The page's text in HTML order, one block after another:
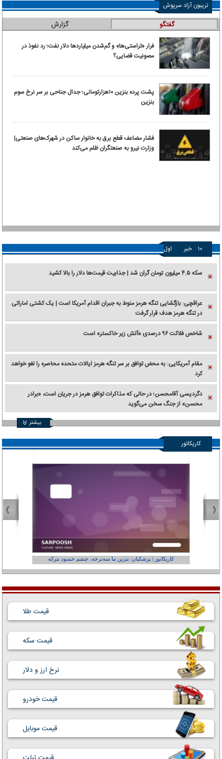
تریبون آزاد سرپوش
گفتگو گزارش
فرار «تراستی‌ها» و گم‌شدن میلیاردها دلار نفت؛ رد نفوذ در
مصونیت قضایی؟
پشت پرده بنزین ۱۰‌هزارتومانی؛ جدال جناحی بر سر نرخ سوم
بنزین
فشار مضاعف قطع برق به خانوار ساکن در شهرک‌های صنعتی|
وزارت نیرو به صنعتگران ظلم می‌کند
۱۰ خبر اول
سکه ۴.۵ میلیون تومان گران شد | جذابیت قیمت‌ها دلار را بالا کشید
عراقچی: بازگشایی تنگه هرمز منوط به جبران اقدام آمریکا است | یک کشتی اماراتی
در تنگه هرمز هدف قرار گرفت
شاخص فلاکت ۹۶ درصدی «آتش زیر خاکستر» است
مقام آمریکایی: به محض توافق بر سر تنگه هرمز ایالات متحده محاصره را لغو خواهد
کرد
دگردیسی آقامحسن؛ در حالی که مذاکرات توافق هرمز در جریان است، «برادر
محسن» از جنگ سخن می‌گوید
بیشتر
کاریکاتور
کاریکاتور | پزشکیان: بنزین ما سه‌نرخه، چشم حسود بترکه
قیمت طلا
قیمت سکه
نرخ ارز و دلار
قیمت خودرو
قیمت موبایل